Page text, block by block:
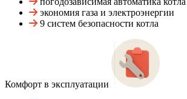
экономия газа и электроэнергии
9 систем безопасности котла
Комфорт в эксплуатации